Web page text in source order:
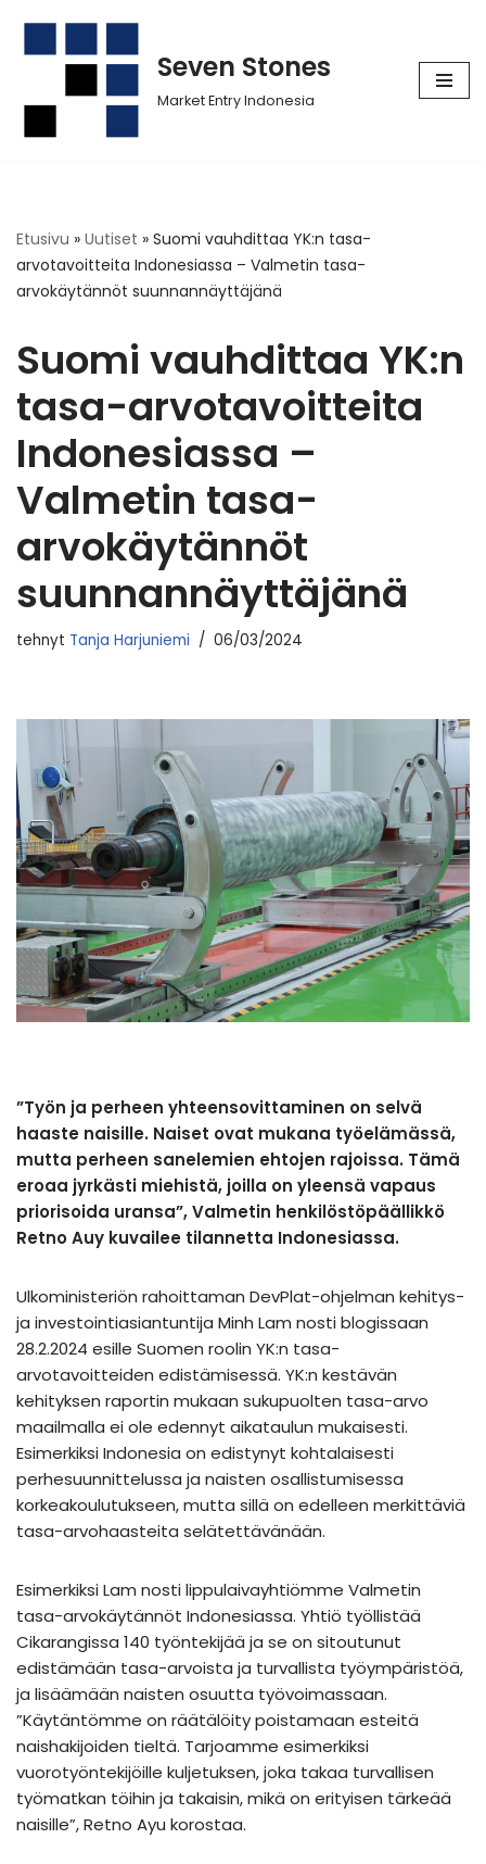
Siirry
sisältöön
Seven Stones
Market Entry Indonesia
Etusivu » Uutiset » Suomi vauhdittaa YK:n tasa-
arvotavoitteita Indonesiassa – Valmetin tasa-
arvokäytännöt suunnannäyttäjänä
Suomi vauhdittaa YK:n
tasa-arvotavoitteita
Indonesiassa –
Valmetin tasa-
arvokäytännöt
suunnannäyttäjänä
tehnyt Tanja Harjuniemi 06/03/2024
”Työn ja perheen yhteensovittaminen on selvä
haaste naisille. Naiset ovat mukana työelämässä,
mutta perheen sanelemien ehtojen rajoissa. Tämä
eroaa jyrkästi miehistä, joilla on yleensä vapaus
priorisoida uransa”, Valmetin henkilöstöpäällikkö
Retno Auy kuvailee tilannetta Indonesiassa.
Ulkoministeriön rahoittaman DevPlat-ohjelman kehitys-
ja investointiasiantuntija Minh Lam nosti blogissaan
28.2.2024 esille Suomen roolin YK:n tasa-
arvotavoitteiden edistämisessä. YK:n kestävän
kehityksen raportin mukaan sukupuolten tasa-arvo
maailmalla ei ole edennyt aikataulun mukaisesti.
Esimerkiksi Indonesia on edistynyt kohtalaisesti
perhesuunnittelussa ja naisten osallistumisessa
korkeakoulutukseen, mutta sillä on edelleen merkittäviä
tasa-arvohaasteita selätettävänään.
Esimerkiksi Lam nosti lippulaivayhtiömme Valmetin
tasa-arvokäytännöt Indonesiassa. Yhtiö työllistää
Cikarangissa 140 työntekijää ja se on sitoutunut
edistämään tasa-arvoista ja turvallista työympäristöä,
ja lisäämään naisten osuutta työvoimassaan.
”Käytäntömme on räätälöity poistamaan esteitä
naishakijoiden tieltä. Tarjoamme esimerkiksi
vuorotyöntekijöille kuljetuksen, joka takaa turvallisen
työmatkan töihin ja takaisin, mikä on erityisen tärkeää
naisille”, Retno Ayu korostaa.